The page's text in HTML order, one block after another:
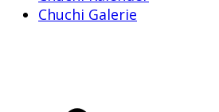
Chuchi Galerie